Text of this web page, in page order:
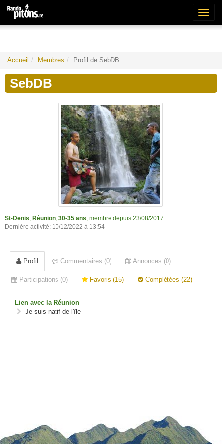
Accueil Membres Profil de SebDB
SebDB
St-Denis Réunion 30-35 ans , membre depuis 23/08/2017
Dernière activité: 10/12/2022 à 13:54
Profil Commentaires (0) Annonces (0)
Participations (0) Favoris (15) Complétées (22)
Lien avec la Réunion
Je suis natif de l'île